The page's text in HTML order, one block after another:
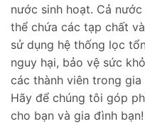
nước sinh hoạt. Cả
thể chứa các tạp chất
sử dụng hệ thống lọc
nguy hại, bảo vệ sức
các thành viên trong gia
Hãy để chúng tôi góp
cho bạn và gia đình bạn!